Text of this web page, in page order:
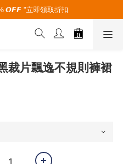
滿2000限時免運🚚
𝙊𝙁𝙁 "立即領取折扣
滿2000限時免運🚚
片飄逸不規則褲裙